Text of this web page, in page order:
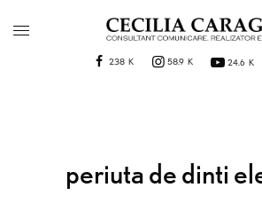
238 K 58.9 K 24.6 K
periuta de dinti